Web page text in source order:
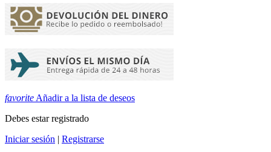
favorite Añadir a la lista de deseos
Debes estar registrado
Iniciar sesión | Registrarse